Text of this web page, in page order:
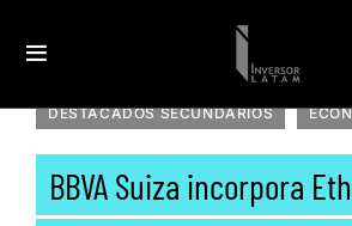
DESTACADOS SECUNDARIOS
BBVA Suiza incorpora